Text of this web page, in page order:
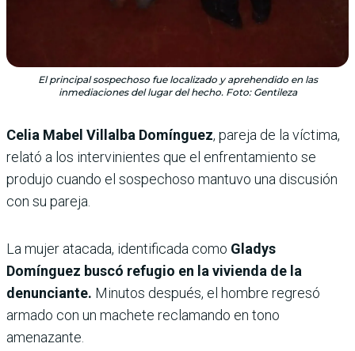
El principal sospechoso fue localizado y aprehendido en las
inmediaciones del lugar del hecho. Foto: Gentileza
Celia Mabel Villalba Domínguez, pareja de la víctima,
relató a los intervinientes que el enfrentamiento se
produjo cuando el sospechoso mantuvo una discusión
con su pareja.
La mujer atacada, identificada como Gladys
Domínguez buscó refugio en la vivienda de la
denunciante. Minutos después, el hombre regresó
armado con un machete reclamando en tono
amenazante.